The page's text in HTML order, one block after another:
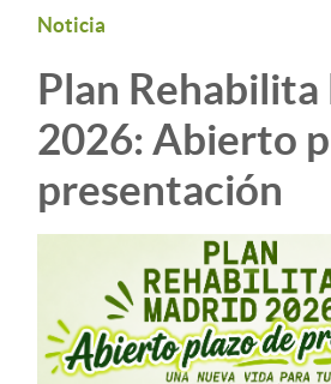
Noticia
Plan
2026: Abierto
presentación